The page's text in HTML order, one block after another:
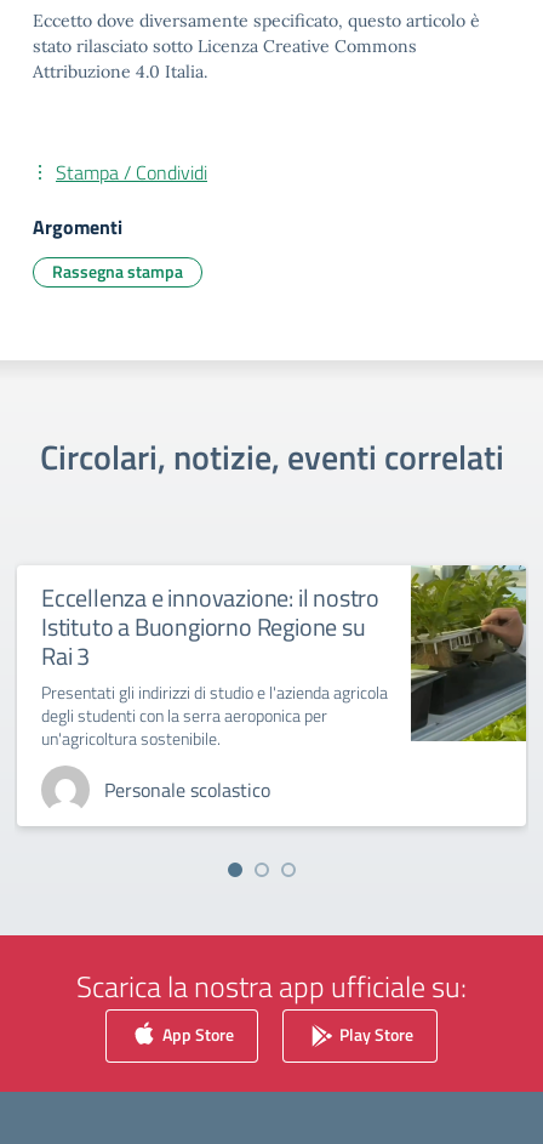
Eccetto dove diversamente specificato, questo articolo è
stato rilasciato sotto Licenza Creative Commons
Attribuzione 4.0 Italia.
Stampa / Condividi
Argomenti
Rassegna stampa
Circolari, notizie, eventi correlati
Eccellenza e innovazione: il nostro
Istituto a Buongiorno Regione su
Rai 3
Presentati gli indirizzi di studio e l'azienda agricola
degli studenti con la serra aeroponica per
un'agricoltura sostenibile.
Personale scolastico
Scarica la nostra app ufficiale su:
App Store Play Store